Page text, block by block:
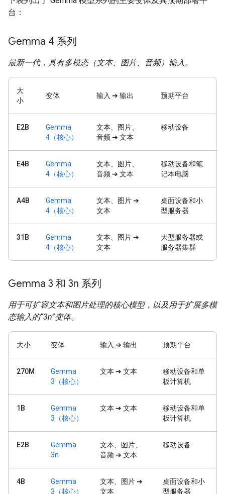
台：
Gemma 4 系列
最新一代，具有多模态（文本、图片、音频）输入。
大
小
变体 输入 ➔ 输出 预期平台
E2B
Gemma
4（核心）
文本、图片、
音频 ➔ 文本
移动设备
E4B
Gemma
4（核心）
文本、图片、
音频 ➔ 文本
移动设备和笔
记本电脑
A4B
Gemma
4（核心）
文本、图片 ➔
文本
桌面设备和小
型服务器
31B
Gemma
4（核心）
文本、图片 ➔
文本
大型服务器或
服务器集群
Gemma 3 和 3n 系列
用于可扩容文本和图片处理的核心模型，以及用于扩展多模
态输入的“3n”变体。
大小 变体 输入 ➔ 输出 预期平台
270M
Gemma
3（核心）
文本 ➔ 文本
移动设备和单
板计算机
1B
Gemma
3（核心）
文本 ➔ 文本
移动设备和单
板计算机
E2B
Gemma
3n
文本、图片、
音频 ➔ 文本
移动设备
4B
Gemma
3（核心）
文本、图片 ➔
文本
桌面设备和小
型服务器